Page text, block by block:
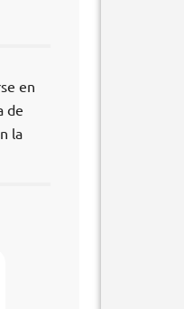
en
de
la